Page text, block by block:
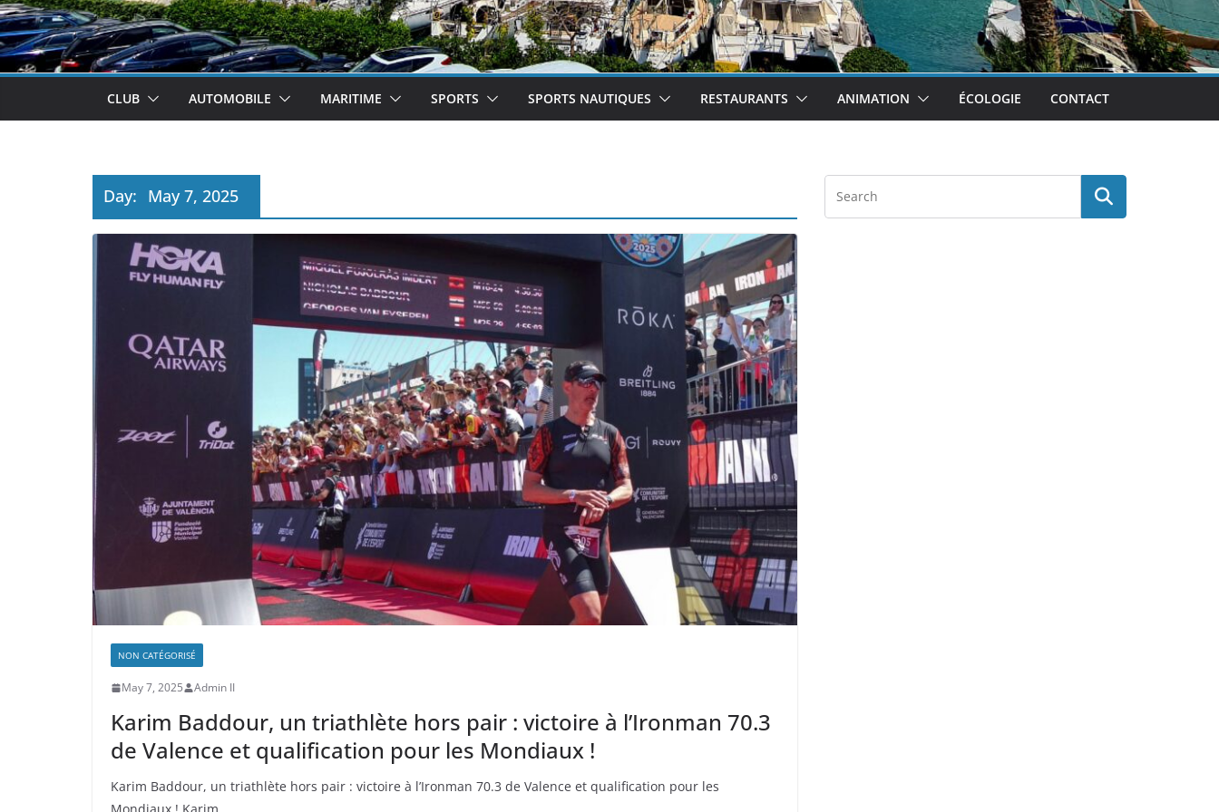
CLUB AUTOMOBILE MARITIME SPORTS SPORTS NAUTIQUES RESTAURANTS ANIMATION ÉCOLOGIE CONTACT
Day: May 7, 2025
NON CATÉGORISÉ
May 7, 2025 Admin II
Karim Baddour, un triathlète hors pair : victoire à l’Ironman 70.3
de Valence et qualification pour les Mondiaux !
Karim Baddour, un triathlète hors pair : victoire à l’Ironman 70.3 de Valence et qualification pour les